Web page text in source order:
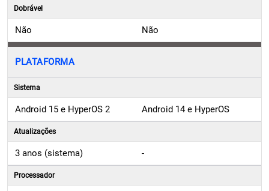
Dobrável
Não Não
PLATAFORMA
Sistema
Android 15 e HyperOS 2 Android 14 e HyperOS
Atualizações
3 anos (sistema) -
Processador